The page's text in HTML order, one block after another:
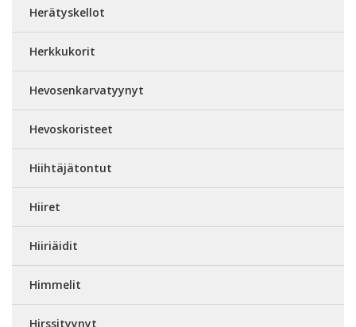
Herätyskellot
Herkkukorit
Hevosenkarvatyynyt
Hevoskoristeet
Hiihtäjätontut
Hiiret
Hiiriäidit
Himmelit
Hirssityynyt